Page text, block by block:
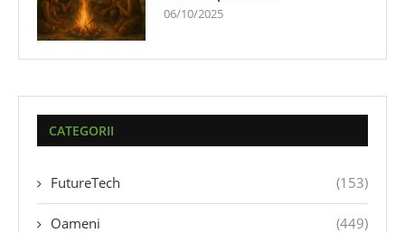
06/10/2025
CATEGORII
FutureTech (153)
Oameni (449)